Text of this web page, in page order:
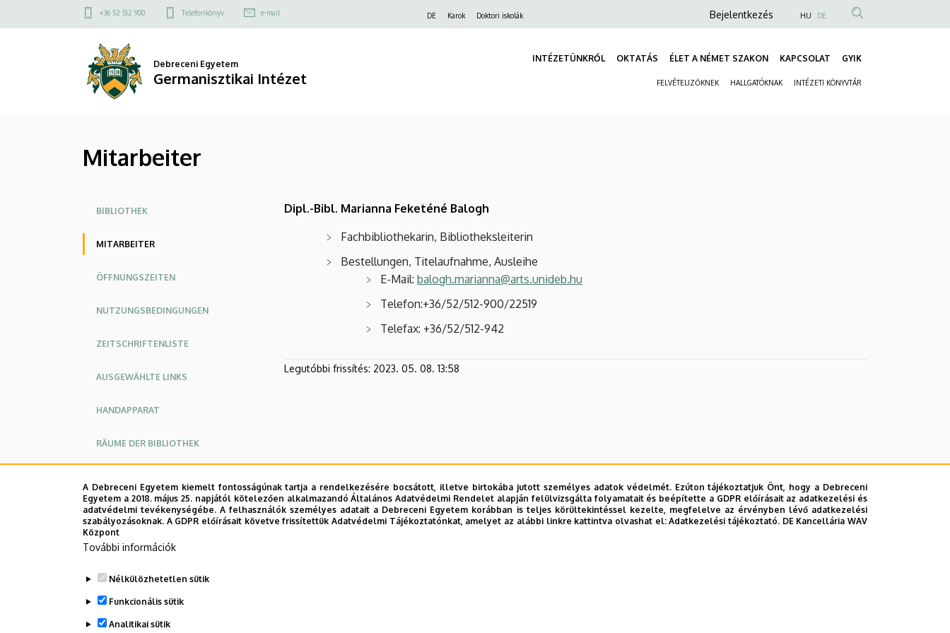
Mitarbeiter
Germanisztikai
a
Felső
menü
+36 52 512 900 Telefonkönyv e-mail DE Karok Doktori iskolák
Anonim
fiók
Bejelentkezés HU DE
Debreceni Egyetem
Germanisztikai Intézet
INTÉZETÜNKRŐL OKTATÁS ÉLET A NÉMET SZAKON KAPCSOLAT GYIK
FELVÉTELIZŐKNEK HALLGATÓKNAK INTÉZETI KÖNYVTÁR
Mitarbeiter
Oldalmenü
BIBLIOTHEK
MITARBEITER
ÖFFNUNGSZEITEN
NUTZUNGSBEDINGUNGEN
ZEITSCHRIFTENLISTE
AUSGEWÄHLTE LINKS
HANDAPPARAT
RÄUME DER BIBLIOTHEK
Dipl.-Bibl. Marianna Feketéné Balogh
Fachbibliothekarin, Bibliotheksleiterin
Bestellungen, Titelaufnahme, Ausleihe
E-Mail: balogh.marianna@arts.unideb.hu
Telefon:+36/52/512-900/22519
Telefax: +36/52/512-942
Legutóbbi frissítés: 2023. 05. 08. 13:58
A Debreceni Egyetem kiemelt fontosságúnak tartja a rendelkezésére bocsátott, illetve birtokába jutott személyes adatok védelmét. Ezúton tájékoztatjuk Önt, hogy a Debreceni
Egyetem a 2018. május 25. napjától kötelezően alkalmazandó Általános Adatvédelmi Rendelet alapján felülvizsgálta folyamatait és beépítette a GDPR előírásait az adatkezelési és
adatvédelmi tevékenységébe. A felhasználók személyes adatait a Debreceni Egyetem korábban is teljes körültekintéssel kezelte, megfelelve az érvényben lévő adatkezelési
szabályozásoknak. A GDPR előírásait követve frissítettük Adatvédelmi Tájékoztatónkat, amelyet az alábbi linkre kattintva olvashat el:Adatkezelési tájékoztató. DE Kancellária WAV
Központ
További információk
Nélkülözhetetlen sütik
Funkcionális sütik
Analitikai sütik